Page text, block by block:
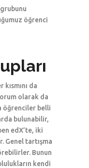
öğrenci
da
olarak da
öğrenciler belli
bulunabilir,
edX’te, iki
Genel tartışma
Bunun
kendi